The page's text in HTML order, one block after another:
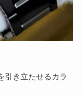
引き立たせるカラ